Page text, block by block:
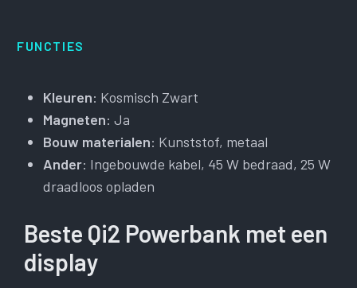
FUNCTIES
Kleuren: Kosmisch Zwart
Magneten: Ja
Bouw materialen: Kunststof, metaal
Ander: Ingebouwde kabel, 45 W bedraad, 25 W
draadloos opladen
Beste Qi2 Powerbank met een
display